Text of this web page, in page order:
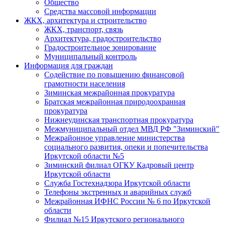
Общество
Средства массовой информации
ЖКХ, архитектура и строительство
ЖКХ, транспорт, связь
Архитектура, градостроительство
Градостроительное зонирование
Муниципальный контроль
Информация для граждан
Содействие по повышению финансовой
грамотности населения
Зиминская межрайонная прокуратура
Братская межрайонная природоохранная
прокуратура
Нижнеудинская транспортная прокуратура
Межмуниципальный отдел МВД РФ "Зиминский"
Межрайонное управление министерства
социального развития, опеки и попечительства
Иркутской области №5
Зиминский филиал ОГКУ Кадровый центр
Иркутской области
Служба Гостехнадзора Иркутской области
Телефоны экстренных и аварийных служб
Межрайонная ИФНС России № 6 по Иркутской
области
Филиал №15 Иркутского регионального